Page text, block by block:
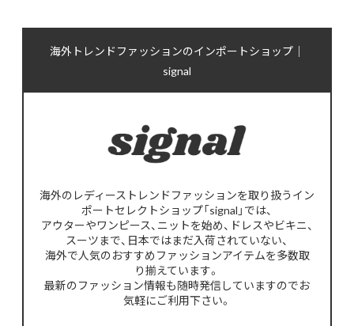
海外トレンドファッションのインポートショップ｜
signal
海外のレディーストレンドファッションを取り扱うイン
ポートセレクトショップ「signal」では、
アウターやワンピース、ニットを始め、ドレスやビキニ、
スーツまで、日本ではまだ入荷されていない、
海外で人気のおすすめファッションアイテムを多数取
り揃えています。
最新のファッション情報も随時発信していますのでお
気軽にご利用下さい。